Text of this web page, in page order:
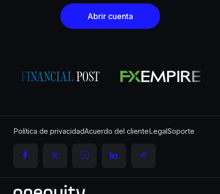
Abrir cuenta
Política de privacidadAcuerdo del clienteLegalSoporte